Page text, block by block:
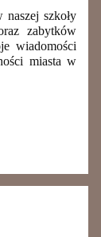
szkoły
zabytków
wiadomości
miasta w